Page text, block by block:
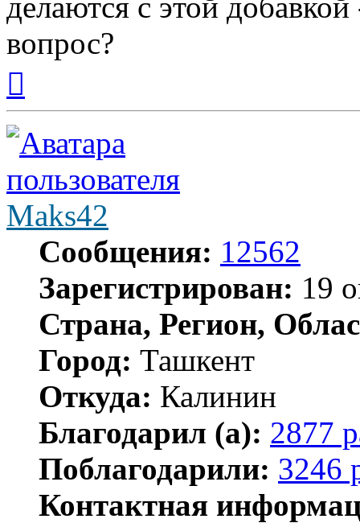
вопрос?
началу
Maks42
Сообщения: 12562
Зарегистрирован: 19
Страна, Регион,
Город: Ташкент
Откуда: Калинин
Благодарил (а): 2877
Поблагодарили: 3246
Контактная